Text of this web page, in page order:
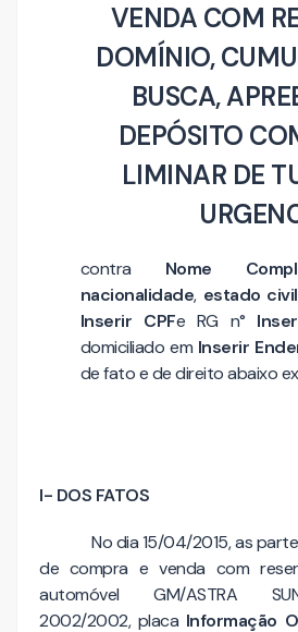
VENDA COM
DOMÍNIO,
BUSCA,
DEPÓSITO
LIMINAR DE
contra Nome
nacionalidade, estado civil
Inserir CPFe RG n°
domiciliado em Inserir
de fato e de direito abaixo
I- DOS FATOS
No dia 15/04/2015, as
de compra e venda com
automóvel GM/ASTRA
2002/2002, placa Informação